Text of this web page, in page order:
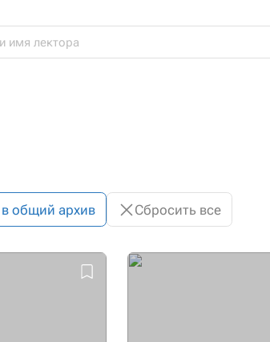
общий архив Сбросить все